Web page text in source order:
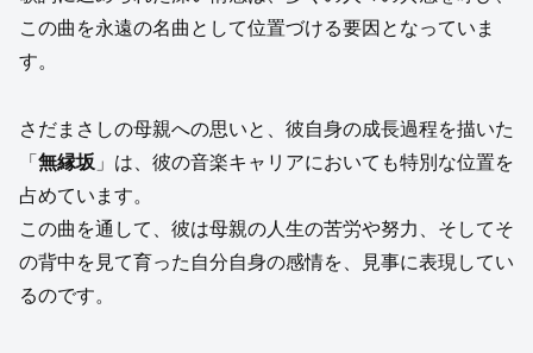
この曲を永遠の名曲として位置づける要因となっていま
す。
さだまさしの母親への思いと、彼自身の成長過程を描いた
「 無縁坂 」は、彼の音楽キャリアにおいても特別な位置を
占めています。
この曲を通して、彼は母親の人生の苦労や努力、そしてそ
の背中を見て育った自分自身の感情を、見事に表現してい
るのです。